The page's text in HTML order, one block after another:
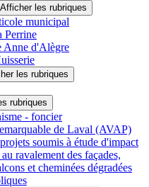
municipal
Perrine
Anne d'Alègre
- foncier
de Laval (AVAP)
soumis à étude d'impact
ravalement des façades,
et cheminées dégradées